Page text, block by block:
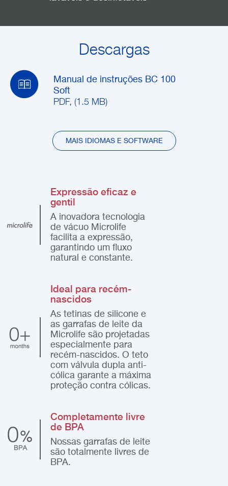
Descargas
Manual de instruções BC 100
Soft
PDF, (1.5 MB)
MAIS IDIOMAS E SOFTWARE
Expressão eficaz e
gentil
A inovadora tecnologia
de vácuo Microlife
facilita a expressão,
garantindo um fluxo
natural e constante.
Ideal para recém-
nascidos
As tetinas de silicone e
as garrafas de leite da
Microlife são projetadas
especialmente para
recém-nascidos. O teto
com válvula dupla anti-
cólica garante a máxima
proteção contra cólicas.
Completamente livre
de BPA
Nossas garrafas de leite
são totalmente livres de
BPA.